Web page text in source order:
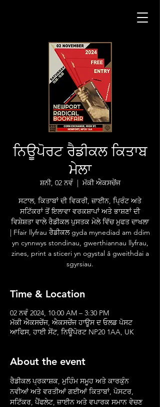
ਨਿਊਪੋਰਟ ਰੈਡੀਕਲ ਕਿਤਾਬ
ਮੇਲਾ
ਸ਼ਨੀ, 02 ਨਵੰ
  |
ਮੱਕੀ ਐਕਸਚੇਂਜ
ਸਟਾਲ, ਕਿਤਾਬਾਂ ਦੀ ਵਿਕਰੀ, ਜ਼ਾਈਨ, ਪ੍ਰਿੰਟ ਅਤੇ
ਸਟਿੱਕਰਾਂ ਤੋਂ ਇਲਾਵਾ ਵਰਕਸ਼ਾਪਾਂ ਅਤੇ ਭਾਸ਼ਣਾਂ ਦੀ
ਵਿਸ਼ੇਸ਼ਤਾ ਵਾਲੇ ਰੈਡੀਕਲ ਪੁਸਤਕ ਮੇਲੇ ਵਿੱਚ ਮੁਫਤ ਦਾਖਲਾ
| Ffair llyfrau ਰੈਡੀਕਲ gyda mynediad am ddim
yn cynnwys stondinau, gwerthiannau llyfrau,
zines, print a sticeri yn ogystal â gweithdai a
sgyrsiau.
Time & Location
02 ਨਵੰ 2024, 10:00 AM – 3:30 PM
ਮੱਕੀ ਐਕਸਚੇਂਜ, ਐਕਸਚੇਂਜ ਹਾਊਸ ਦ ਓਲਡ ਪੋਸਟ
ਆਫਿਸ, ਹਾਈ ਸੇਂਟ, ਨਿਊਪੋਰਟ NP20 1AA, UK
About the event
ਰੈਡੀਕਲ ਪ੍ਰਕਾਸ਼ਕ, ਮੁਹਿੰਮ ਸਮੂਹ ਅਤੇ ਕਾਰਕੁੰਨ
ਨਵੀਆਂ ਅਤੇ ਵਰਤੀਆਂ ਗਈਆਂ ਕਿਤਾਬਾਂ, ਪੋਸਟਰ,
ਸਟਿੱਕਰ, ਪੈਂਫਲੇਟ, ਜ਼ਾਈਨ ਅਤੇ ਵਪਾਰਕ ਸਮਾਨ ਵੇਚਣ